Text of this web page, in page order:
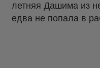
летняя Дашима из
едва не попала в